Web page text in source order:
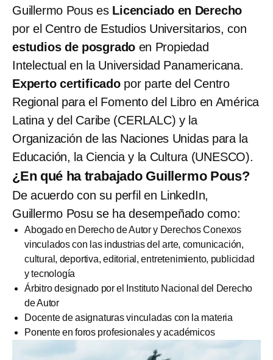
Guillermo Pous es Licenciado en Derecho
por el Centro de Estudios Universitarios, con
estudios de posgrado en Propiedad
Intelectual en la Universidad Panamericana.
Experto certificadopor parte del Centro
Regional para el Fomento del Libro en América
Latina y del Caribe (CERLALC) y la
Organización de las Naciones Unidas para la
Educación, la Ciencia y la Cultura (UNESCO).
¿En qué ha trabajado Guillermo Pous?
De acuerdo con su perfil en LinkedIn,
Guillermo Posu se ha desempeñado como:
Abogado en Derecho de Autor y Derechos Conexos
vinculados con las industrias del arte, comunicación,
cultural, deportiva, editorial, entretenimiento, publicidad
y tecnología
Árbitro designado por el Instituto Nacional del Derecho
de Autor
Docente de asignaturas vinculadas con la materia
Ponente en foros profesionales y académicos